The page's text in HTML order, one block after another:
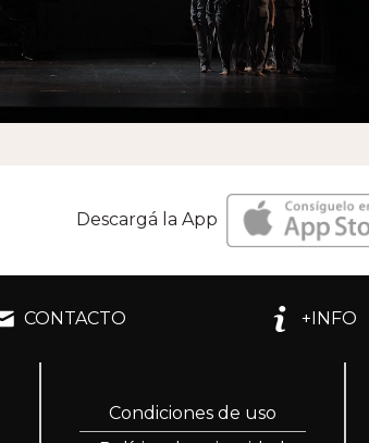
Descargá la App
CONTACTO +INFO
Condiciones de uso